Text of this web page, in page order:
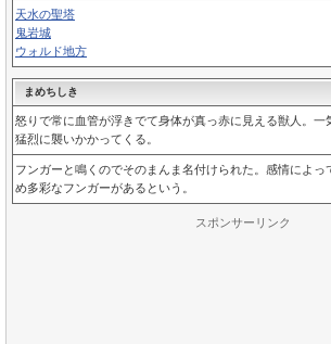
天水の聖塔
鬼岩城
ウォルド地方
まめちしき
怒りで常に血管が浮きでて身体が真っ赤に見える獣人。一
猛烈に襲いかかってくる。
フンガーと鳴くのでそのまんま名付けられた。感情によっ
め多彩なフンガーがあるという。
スポンサーリンク